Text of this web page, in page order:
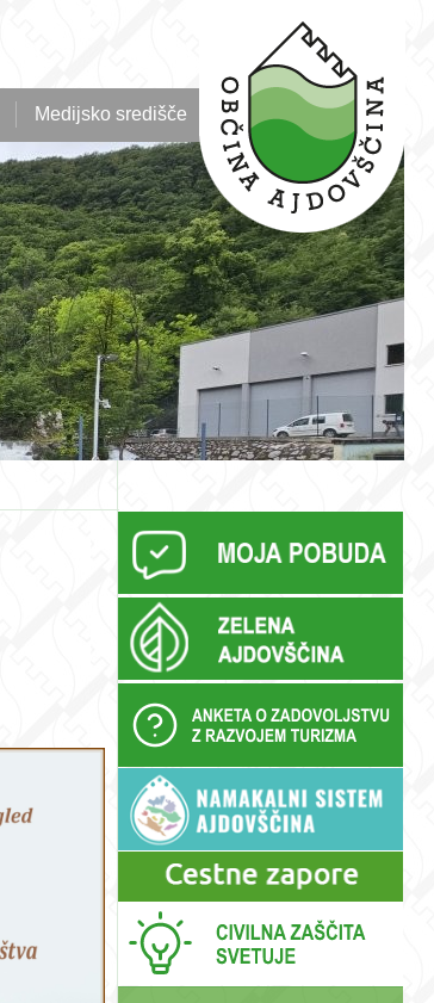
Medijsko središče